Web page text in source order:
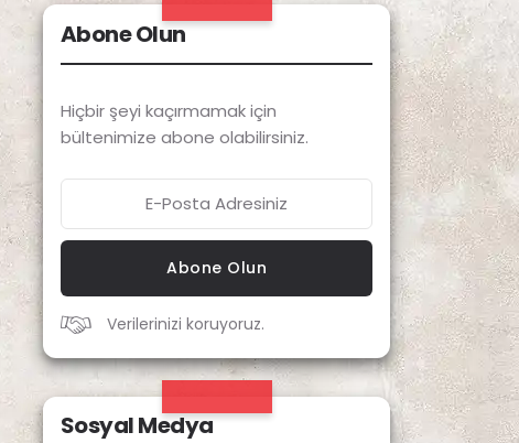
Abone Olun
Hiçbir şeyi kaçırmamak için
bültenimize abone olabilirsiniz.
Abone Olun
Verilerinizi koruyoruz.
Sosyal Medya